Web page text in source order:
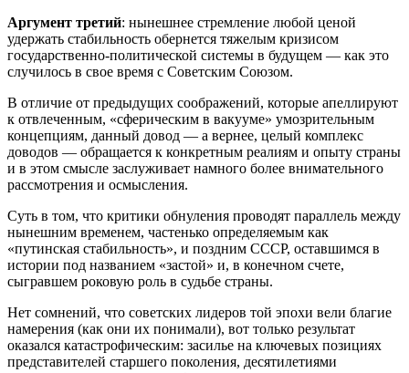
Аргумент третий: нынешнее стремление любой ценой
удержать стабильность обернется тяжелым кризисом
государственно-политической системы в будущем — как это
случилось в свое время с Советским Союзом.
В отличие от предыдущих соображений, которые апеллируют
к отвлеченным, «сферическим в вакууме» умозрительным
концепциям, данный довод — а вернее, целый комплекс
доводов — обращается к конкретным реалиям и опыту страны
и в этом смысле заслуживает намного более внимательного
рассмотрения и осмысления.
Суть в том, что критики обнуления проводят параллель между
нынешним временем, частенько определяемым как
«путинская стабильность», и поздним СССР, оставшимся в
истории под названием «застой» и, в конечном счете,
сыгравшем роковую роль в судьбе страны.
Нет сомнений, что советских лидеров той эпохи вели благие
намерения (как они их понимали), вот только результат
оказался катастрофическим: засилье на ключевых позициях
представителей старшего поколения, десятилетиями